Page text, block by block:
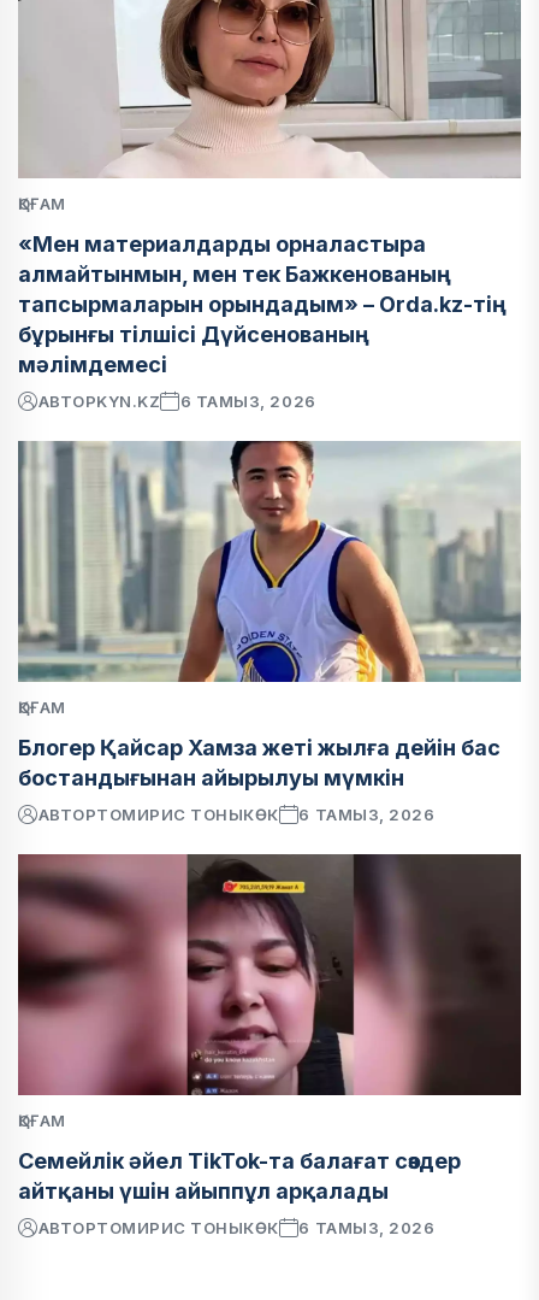
ҚОҒАМ
«Мен материалдарды орналастыра
алмайтынмын, мен тек Бажкенованың
тапсырмаларын орындадым» – Orda.kz-тің
бұрынғы тілшісі Дүйсенованың
мәлімдемесі
АВТОРKYN.KZ 6 ТАМЫЗ, 2026
ҚОҒАМ
Блогер Қайсар Хамза жеті жылға дейін бас
бостандығынан айырылуы мүмкін
АВТОРТОМИРИС ТОНЫКӨК 6 ТАМЫЗ, 2026
ҚОҒАМ
Семейлік әйел TikTok-та балағат сөздер
айтқаны үшін айыппұл арқалады
АВТОРТОМИРИС ТОНЫКӨК 6 ТАМЫЗ, 2026